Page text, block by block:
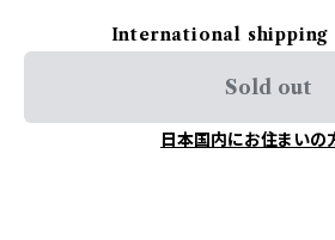
International shipping
Sold out
日本国内にお住まいの